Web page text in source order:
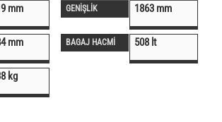
mm GENİŞLİK 1863 mm
mm BAGAJ HACMİ 508 lt
kg